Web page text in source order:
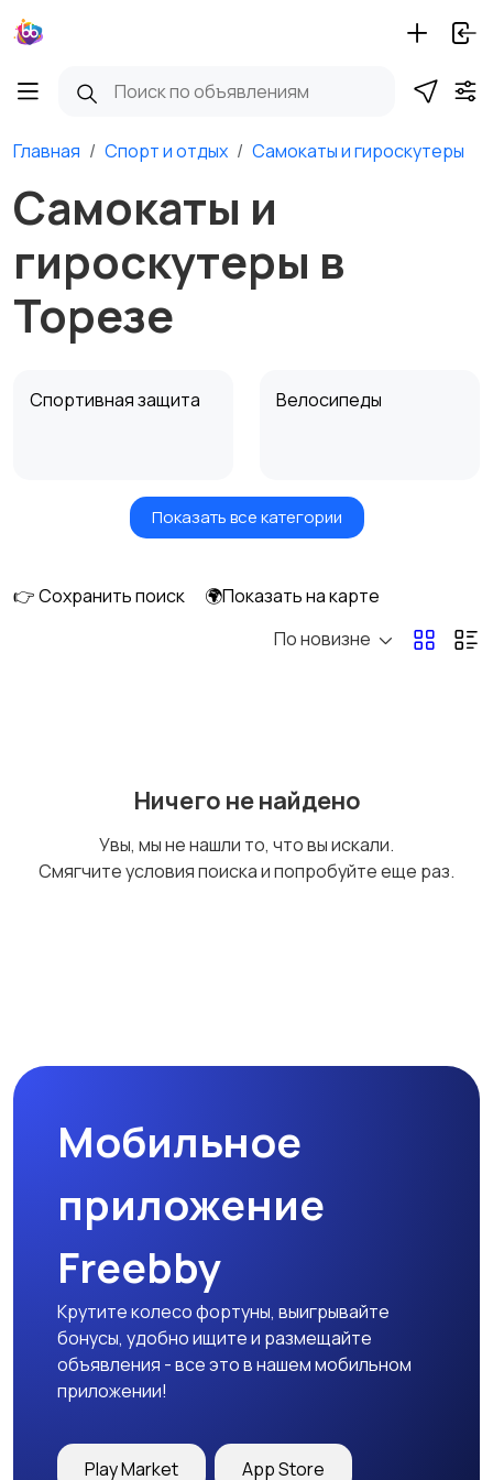
Главная Спорт и отдых Самокаты и гироскутеры
Самокаты и
гироскутеры в
Торезе
Спортивная защита Велосипеды
Самокаты и
Водные виды спорта
Тренажеры и фитнес Спортивное питание
Другое
Показать все категории
👉 Сохранить поиск
🌍Показать на карте
По новизне
Ничего не найдено
Увы, мы не нашли то, что вы искали.
Смягчите условия поиска и попробуйте еще раз.
Мобильное
приложение
Freebby
Крутите колесо фортуны, выигрывайте
бонусы, удобно ищите и размещайте
объявления - все это в нашем мобильном
приложении!
Play Market App Store